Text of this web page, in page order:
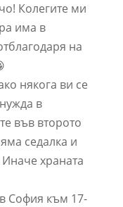
Колегите ми
има в
на
някога ви се
в
във второто
седалка и
храната
София към 17-